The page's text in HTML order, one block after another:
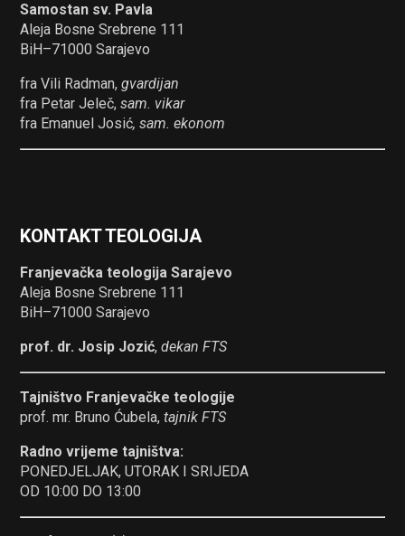
Samostan sv. Pavla
Aleja Bosne Srebrene 111
BiH–71000 Sarajevo
fra Vili Radman,gvardijan
fra Petar Jeleč,sam. vikar
fra Emanuel Josić, sam. ekonom
KONTAKT TEOLOGIJA
Franjevačka teologija Sarajevo
Aleja Bosne Srebrene 111
BiH–71000 Sarajevo
prof. dr. Josip Jozić,dekan FTS
Tajništvo Franjevačke teologije
prof. mr. Bruno Ćubela,tajnik FTS
Radno vrijeme tajništva:
PONEDJELJAK, UTORAK I SRIJEDA
OD 10:00 DO 13:00